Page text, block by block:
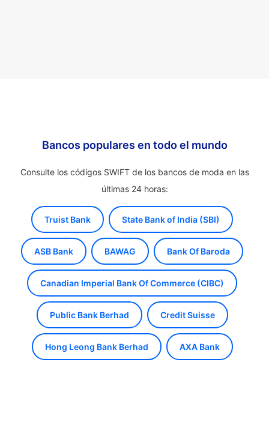
Bancos populares en todo el mundo
Consulte los códigos SWIFT de los bancos de moda en las
últimas 24 horas:
Truist Bank State Bank of India (SBI)
ASB Bank BAWAG Bank Of Baroda
Canadian Imperial Bank Of Commerce (CIBC)
Public Bank Berhad Credit Suisse
Hong Leong Bank Berhad AXA Bank